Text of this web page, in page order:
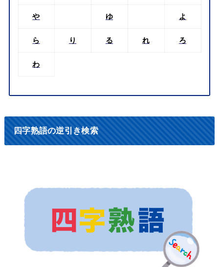
や ゆ よ
ら り る れ ろ
わ
四字熟語の逆引き検索